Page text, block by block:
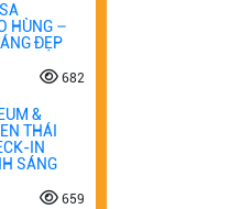
HÙNG –
ĐẸP
682
&
THÁI
IN
SÁNG
659